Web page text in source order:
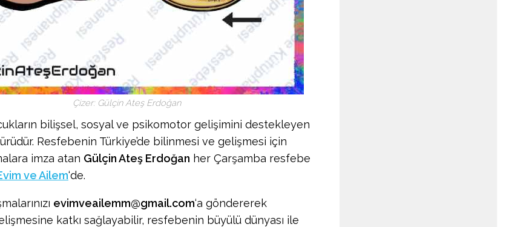
Çizer: Gülçin Ateş Erdoğan
bilişsel, sosyal ve psikomotor gelişimini destekleyen
Resfebenin Türkiye’de bilinmesi ve gelişmesi için
imza atan Gülçin Ateş Erdoğan her Çarşamba resfebe
ve Ailem‘de.
evimveailemm@gmail.com‘a göndererek
katkı sağlayabilir, resfebenin büyülü dünyası ile